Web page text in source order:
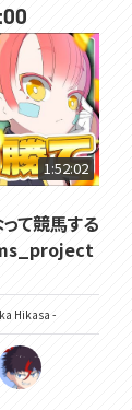
joi
1:52:02
って競馬する
Hikasa -